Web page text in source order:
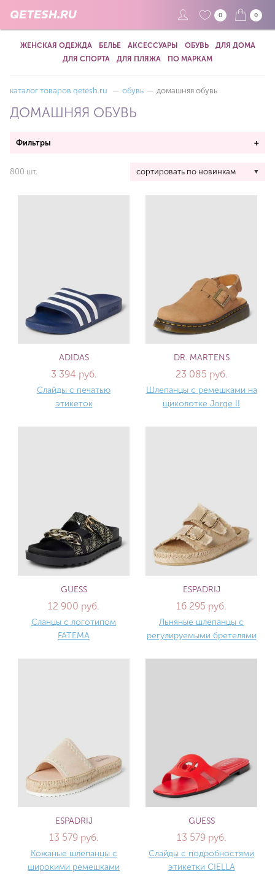
QETESH.RU 0 0
ЖЕНСКАЯ ОДЕЖДА БЕЛЬЕ АКСЕССУАРЫ ОБУВЬ
ДЛЯ ДОМА
ДЛЯ СПОРТА
ДЛЯ ПЛЯЖА ПО МАРКАМ
каталог товаров qetesh.ru — обувь — домашняя обувь
ДОМАШНЯЯ ОБУВЬ
Фильтры +
800 шт. сортировать по новинкам
ADIDAS
3 394 руб.
Слайды с печатью
этикеток
DR. MARTENS
23 085 руб.
Шлепанцы с ремешками на
щиколотке Jorge II
GUESS
12 900 руб.
Сланцы с логотипом
FATEMA
ESPADRIJ
16 295 руб.
Льняные шлепанцы с
регулируемыми бретелями
ESPADRIJ
13 579 руб.
Кожаные шлепанцы с
широкими ремешками
GUESS
13 579 руб.
Слайды с подробностями
этикетки CIELLA